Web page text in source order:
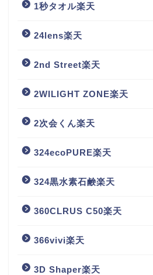
1秒タオル楽天
24lens楽天
2nd Street楽天
2WILIGHT ZONE楽天
2次会くん楽天
324ecoPURE楽天
324黒水素石鹸楽天
360CLRUS C50楽天
366vivi楽天
3D Shaper楽天